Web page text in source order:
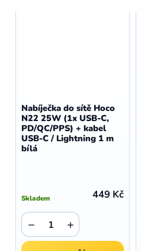
Nabíječka do sítě Hoco
N22 25W (1x USB-C,
PD/QC/PPS) + kabel
USB-C / Lightning 1 m
bílá
Skladem 449 Kč
+
−